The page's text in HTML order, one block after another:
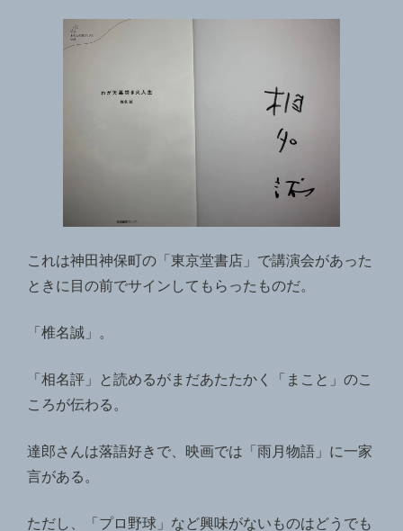
これは神田神保町の「東京堂書店」で講演会があった
ときに目の前でサインしてもらったものだ。
「椎名誠」。
「相名評」と読めるがまだあたたかく「まこと」のこ
ころが伝わる。
達郎さんは落語好きで、映画では「雨月物語」に一家
言がある。
ただし、「プロ野球」など興味がないものはどうでも